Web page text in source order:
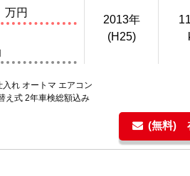
万円
2013年
(H25)
れ オートマ エアコン
え式 2年車検総額込み
(無料)